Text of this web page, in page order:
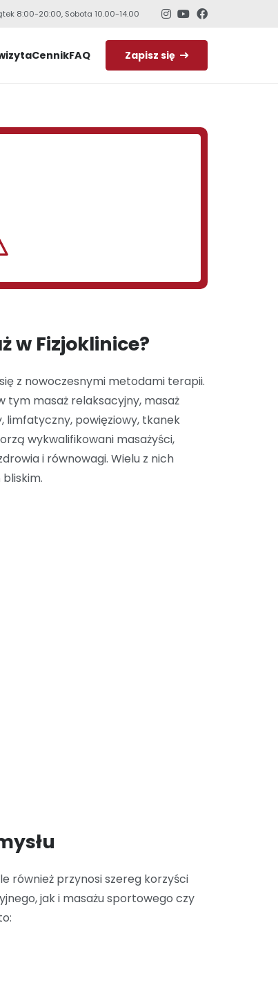
8:00-20:00, Sobota 10.00-14.00
CennikFAQ Zapisz się
w Fizjoklinice?
z nowoczesnymi metodami terapii.
tym masaż relaksacyjny, masaż
limfatyczny, powięziowy, tkanek
wykwalifikowani masażyści,
i równowagi. Wielu z nich
również przynosi szereg korzyści
jak i masażu sportowego czy